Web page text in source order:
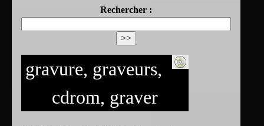
Rechercher :
gravure, graveurs,
cdrom, graver